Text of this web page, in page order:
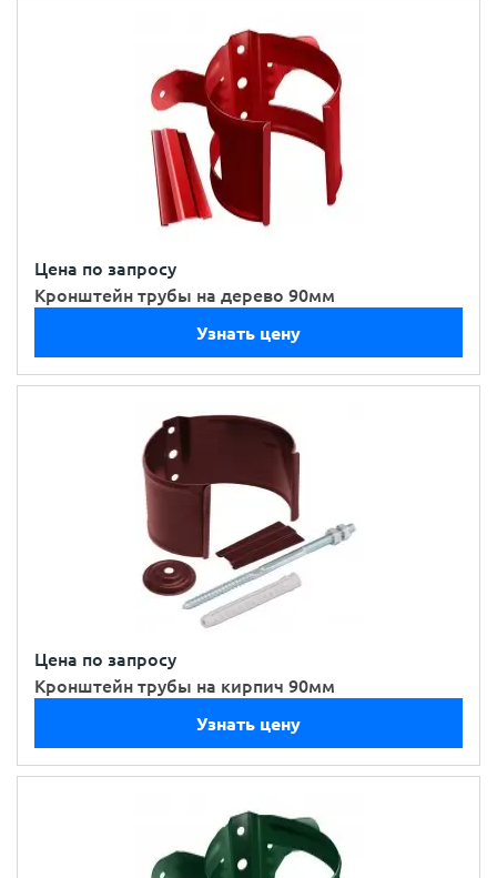
Цена по запросу
Кронштейн трубы на дерево 90мм
Узнать цену
Цена по запросу
Кронштейн трубы на кирпич 90мм
Узнать цену